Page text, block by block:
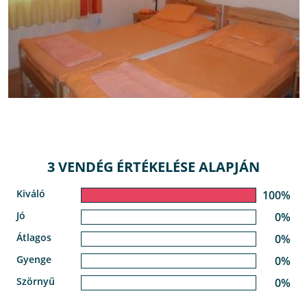
3 VENDÉG ÉRTÉKELÉSE ALAPJÁN
Kiváló 100%
Jó 0%
Átlagos 0%
Gyenge 0%
Szörnyű 0%